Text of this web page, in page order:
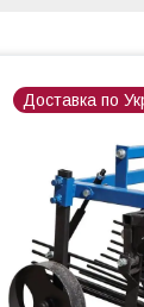
Доставка по